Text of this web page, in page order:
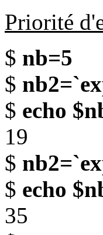
Priorité
$ nb=5
$
$ echo
19
$
$ echo
35